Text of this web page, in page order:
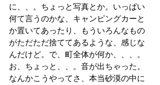
に、、。ちょっと写真とか。いっぱい
何て言うのかな、キャンピングカーと
か置いてあったり、もういろんなもの
がただただ捨ててあるような、感じな
んだけど。で、町全体が何か、、、。
お、ちょっと、、。音が出ちゃった。
なんかこうやってさ、本当砂漠の中に